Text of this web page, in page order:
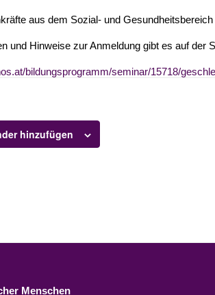
aus dem Sozial- und
und Hinweise zur Anmeldung gibt es auf der
bildungsprogramm/seminar/15718/
hinzufügen
Menschen